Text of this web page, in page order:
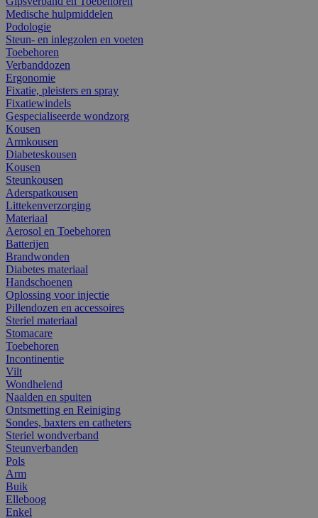
Medische hulpmiddelen
Podologie
Steun- en inlegzolen en voeten
Toebehoren
Verbanddozen
Ergonomie
Fixatie, pleisters en spray
Fixatiewindels
Gespecialiseerde wondzorg
Kousen
Armkousen
Diabeteskousen
Kousen
Steunkousen
Aderspatkousen
Littekenverzorging
Materiaal
Aerosol en Toebehoren
Batterijen
Brandwonden
Diabetes materiaal
Handschoenen
Oplossing voor injectie
Pillendozen en accessoires
Steriel materiaal
Stomacare
Toebehoren
Incontinentie
Vilt
Wondhelend
Naalden en spuiten
Ontsmetting en Reiniging
Sondes, baxters en catheters
Steriel wondverband
Steunverbanden
Pols
Arm
Buik
Elleboog
Enkel